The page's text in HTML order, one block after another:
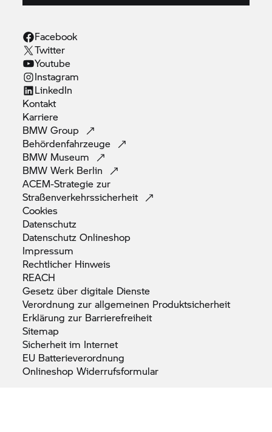
Facebook
Twitter
Youtube
Instagram
LinkedIn
Kontakt
Karriere
BMWGroup
Behördenfahrzeuge
BMW Museum
BMW Werk Berlin
ACEM-Strategie zur
Straßenverkehrssicherheit
Cookies
Datenschutz
DatenschutzOnlineshop
Impressum
Rechtlicher Hinweis
REACH
Gesetz über digitale Dienste
Verordnung zur allgemeinen Produktsicherheit
Erklärung zur Barrierefreiheit
Sitemap
Sicherheit im Internet
EU Batterieverordnung
OnlineshopWiderrufsformular